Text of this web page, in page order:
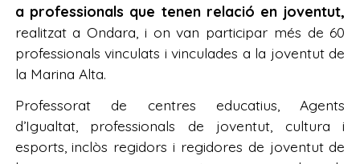
a professionals que tenen relació en joventut,
realitzat a Ondara, i on van participar més de 60
professionals vinculats i vinculades a la joventut de
la Marina Alta.
Professorat de centres educatius, Agents
d’Igualtat, professionals de joventut, cultura i
esports, inclòs regidors i regidores de joventut de